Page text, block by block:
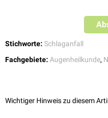
Dieser Wahrnehmungsstörung
zugrunde - die
siehe auch:Sehbahn,Gesichtsfeld
Stichworte: Schlaganfall
Fachgebiete: Augenheilkunde,
Wichtiger Hinweis zu diesem